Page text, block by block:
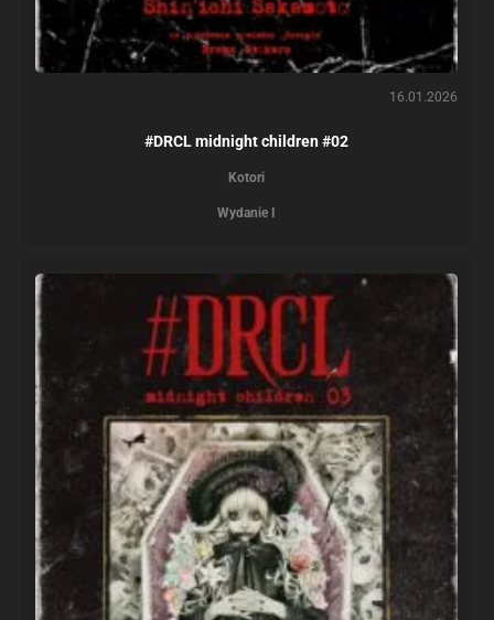
16.01.2026
#DRCL midnight children #02
Kotori
Wydanie I